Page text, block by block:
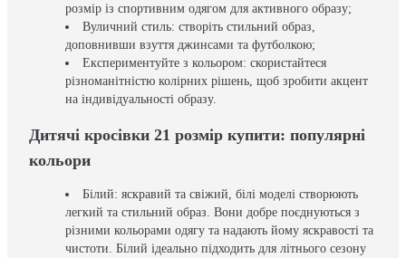
розмір із спортивним одягом для активного образу;
Вуличний стиль: створіть стильний образ,
доповнивши взуття джинсами та футболкою;
Експериментуйте з кольором: скористайтеся
різноманітністю колірних рішень, щоб зробити акцент
на індивідуальності образу.
Дитячі кросівки 21 розмір купити: популярні
кольори
Білий: яскравий та свіжий, білі моделі створюють
легкий та стильний образ. Вони добре поєднуються з
різними кольорами одягу та надають йому яскравості та
чистоти. Білий ідеально підходить для літнього сезону